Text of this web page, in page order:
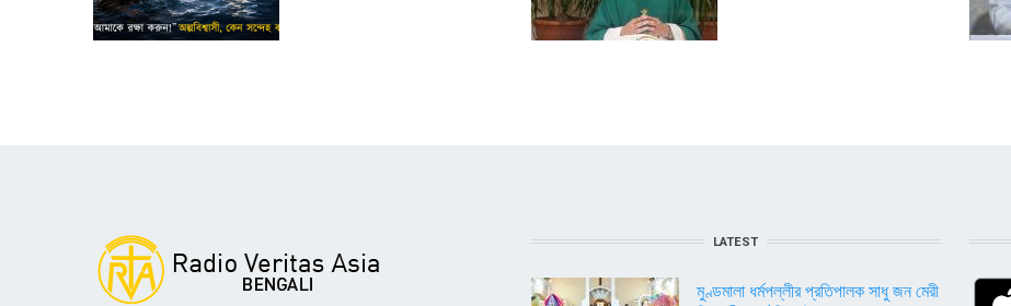
LATEST
মুণ্ডমালা ধর্মপল্লীর প্রতিপালক সাধু জন মেরী